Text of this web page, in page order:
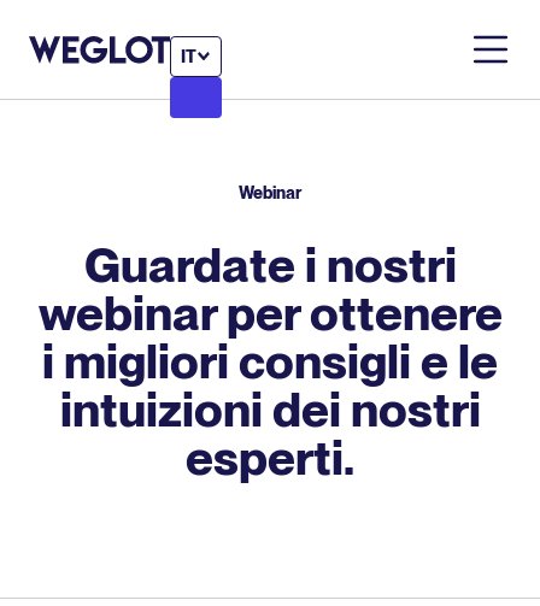
IT
Webinar
Guardate i nostri
webinar per ottenere
i migliori consigli e le
intuizioni dei nostri
esperti.